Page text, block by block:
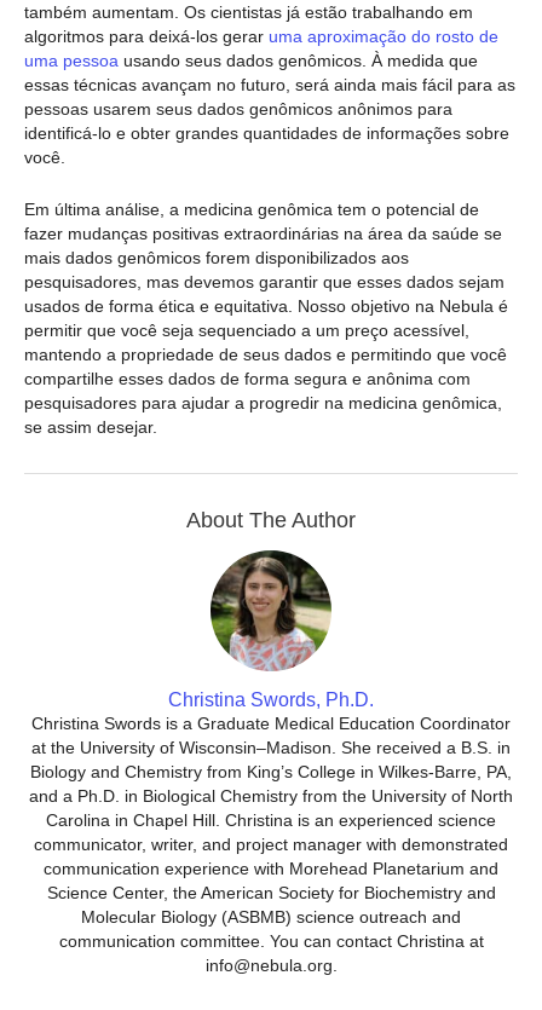
também aumentam. Os cientistas já estão trabalhando em
algoritmos para deixá-los gerar uma aproximação do rosto de
uma pessoa usando seus dados genômicos. À medida que
essas técnicas avançam no futuro, será ainda mais fácil para as
pessoas usarem seus dados genômicos anônimos para
identificá-lo e obter grandes quantidades de informações sobre
você.
Em última análise, a medicina genômica tem o potencial de
fazer mudanças positivas extraordinárias na área da saúde se
mais dados genômicos forem disponibilizados aos
pesquisadores, mas devemos garantir que esses dados sejam
usados de forma ética e equitativa. Nosso objetivo na Nebula é
permitir que você seja sequenciado a um preço acessível,
mantendo a propriedade de seus dados e permitindo que você
compartilhe esses dados de forma segura e anônima com
pesquisadores para ajudar a progredir na medicina genômica,
se assim desejar.
About The Author
Christina Swords, Ph.D.
Christina Swords is a Graduate Medical Education Coordinator
at the University of Wisconsin–Madison. She received a B.S. in
Biology and Chemistry from King’s College in Wilkes-Barre, PA,
and a Ph.D. in Biological Chemistry from the University of North
Carolina in Chapel Hill. Christina is an experienced science
communicator, writer, and project manager with demonstrated
communication experience with Morehead Planetarium and
Science Center, the American Society for Biochemistry and
Molecular Biology (ASBMB) science outreach and
communication committee. You can contact Christina at
info@nebula.org.